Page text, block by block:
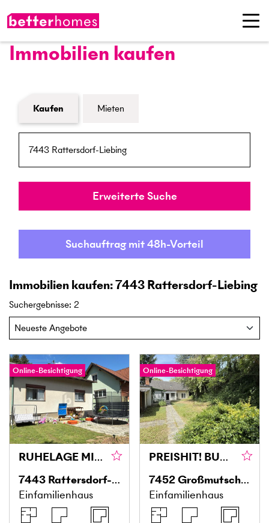
Immobilien kaufen
Formular Immobiliensuche
Kaufen Mieten
PLZ / Ort
Umkreis
Erweiterte Suche
Suchauftrag mit 48h-Vorteil
Immobilien kaufen: 7443 Rattersdorf-Liebing
Suchergebnisse: 2
Online-Besichtigung
RUHELAGE MIT SANIERTEM WOHNRAUM, VOLLKELLER & 1.206 QM WALD
7443 Rattersdorf-Liebing
Einfamilienhaus
Online-Besichtigung
PREISHIT! BUNGALOW IN TOP RUHELAGE IN GROSSMUTSCHEN
7452Großmutschen
Einfamilienhaus